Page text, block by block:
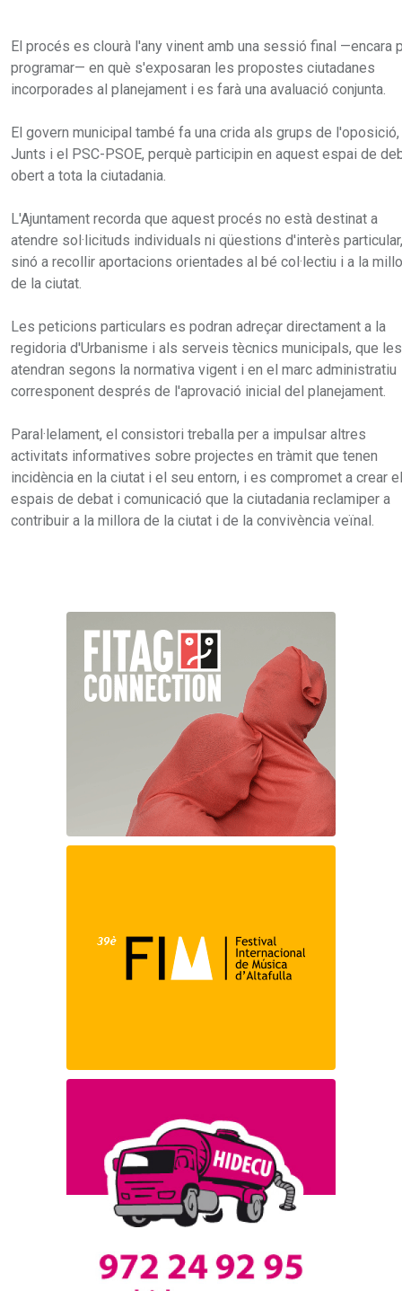
El procés es clourà l'any vinent amb una sessió final —encara
programar— en què s'exposaran les propostes ciutadanes
incorporades al planejament i es farà una avaluació conjunta.
El govern municipal també fa una crida als grups de l'oposició,
Junts i el PSC-PSOE, perquè participin en aquest espai de
obert a tota la ciutadania.
L'Ajuntament recorda que aquest procés no està destinat a
atendre sol·licituds individuals ni qüestions d'interès particular,
sinó a recollir aportacions orientades al bé col·lectiu i a la
de la ciutat.
Les peticions particulars es podran adreçar directament a la
regidoria d'Urbanisme i als serveis tècnics municipals, que les
atendran segons la normativa vigent i en el marc administratiu
corresponent després de l'aprovació inicial del planejament.
Paral·lelament, el consistori treballa per a impulsar altres
activitats informatives sobre projectes en tràmit que tenen
incidència en la ciutat i el seu entorn, i es compromet a crear
espais de debat i comunicació que la ciutadania reclamiper a
contribuir a la millora de la ciutat i de la convivència veïnal.